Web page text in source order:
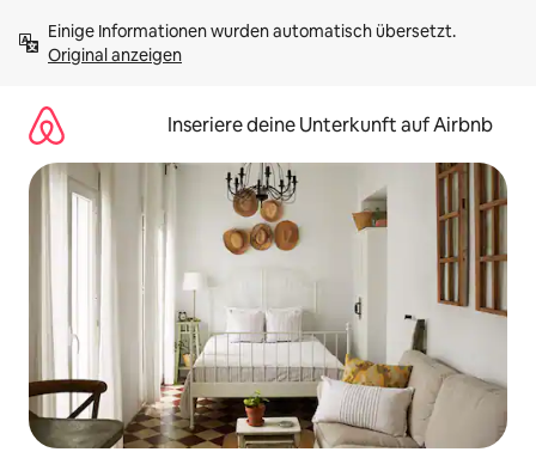
Inhalten
springenOriginal anzeigen
Inseriere deine Unterkunft auf Airbnb